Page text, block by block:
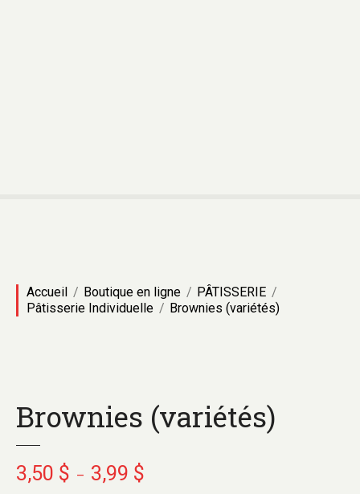
Accueil Boutique en ligne
PÂTISSERIE
Pâtisserie Individuelle
Brownies (variétés)
Brownies (variétés)
3,50 $ – 3,99 $